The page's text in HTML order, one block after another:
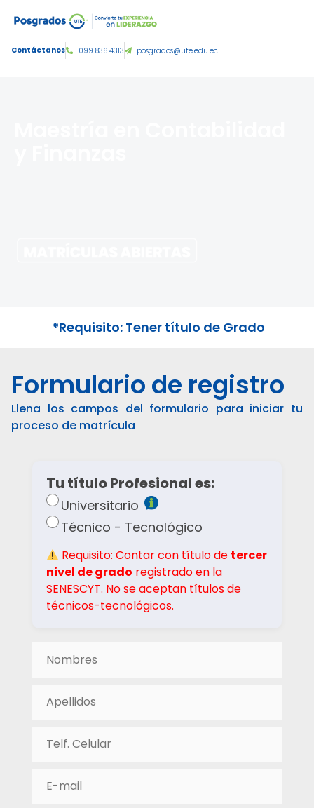
Contáctanos 099 836 4313 posgrados@ute.edu.ec
*Requisito: Tener título de Grado
Formulario de registro
Llena los campos del formulario para iniciar tu
proceso de matrícula
Tu título Profesional es:
Universitario
Técnico - Tecnológico
Requisito: Contar con título de tercer
nivel de grado registrado en la
SENESCYT. No se aceptan títulos de
técnicos-tecnológicos.
Tercer nivel de grado: